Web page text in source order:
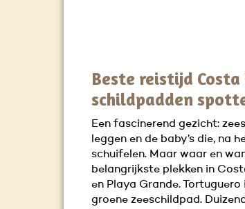
Beste reistijd Costa
schildpadden
Een fascinerend gezicht:
leggen en de baby’s die, na
schuifelen. Maar waar en
belangrijkste plekken in
en Playa Grande.
groene zeeschildpad.